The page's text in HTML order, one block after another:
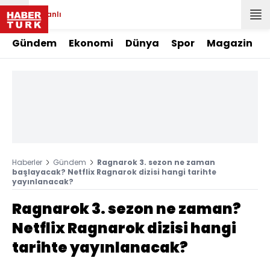
Canlı
Gündem Ekonomi Dünya Spor Magazin
Haberler Gündem
Ragnarok 3. sezon ne zaman
başlayacak? Netflix Ragnarok dizisi hangi tarihte
yayınlanacak?
Ragnarok 3. sezon ne zaman?
Netflix Ragnarok dizisi hangi
tarihte yayınlanacak?